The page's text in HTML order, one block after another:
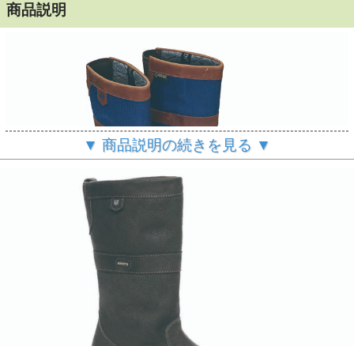
商品説明
デッキ上で優れたグリップ力を発揮するデュバリーブ
▼ 商品説明の続きを見る ▼